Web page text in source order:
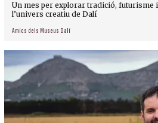
Un mes per explorar tradició, futurisme
l’univers creatiu de Dalí
Amics dels Museus Dalí